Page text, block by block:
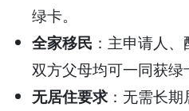
绿卡。
全家移民 ：主申请人
双方父母均可一同获绿
无居住要求 ：无需长